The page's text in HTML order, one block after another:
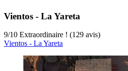
Vientos - La Yareta
9/10 Extraordinaire ! (129 avis)
Vientos - La Yareta